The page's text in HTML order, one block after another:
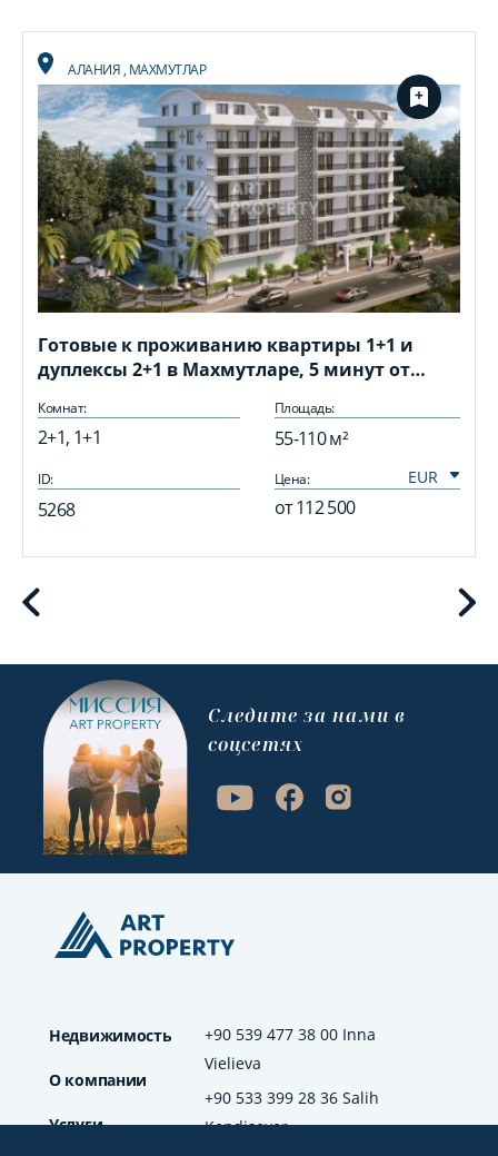
АЛАНИЯ, МАХМУТЛАР
Готовые к проживанию квартиры 1+1 и
дуплексы 2+1 в Махмутларе, 5 минут от
Комнат:
2+1, 1+1
Площадь:
55-110 м²
ID:
5268
Цена:
от112 500
+90 539 477 38 00 Inna
Vielieva
+90 533 399 28 36 Salih
Kendisever
Недвижимость
О компании
Услуги
Cледите за нами в
соцсетях